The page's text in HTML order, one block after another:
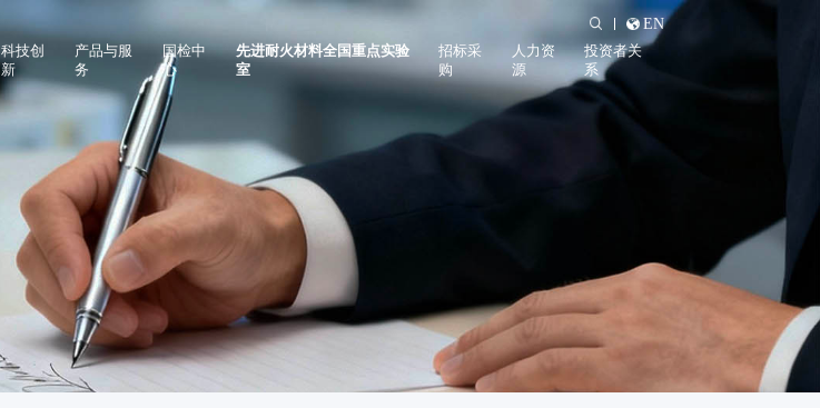
科技创
新
创新团队
创新平台
产品与服
务
钢铁行业用耐火材料
有色行业用耐火材料
化工行业用耐火材料
建材行业用耐火材料
其他行业用耐火材料
高温检测仪器
齿科设备
工程设计及施工总承包
国检中
心
中心介绍
业务流程及联系方式
检测技术
先进耐火材料全国重点实验
室
重点实验室动态
招标采
购
人力资
源
投资者关
系
EN